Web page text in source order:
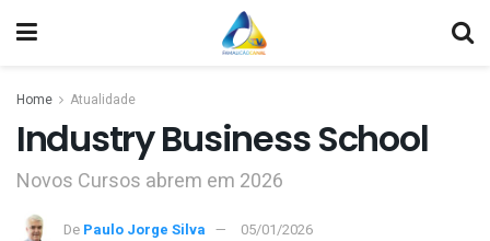
Home Atualidade
Industry Business School
Novos Cursos abrem em 2026
De Paulo Jorge Silva 05/01/2026